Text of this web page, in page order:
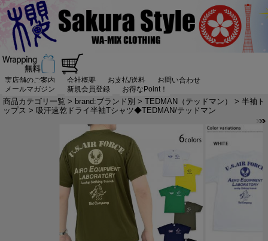
実店舗のご案内 会社概要 お支払/送料
お問い合わせ
メールマガジン
新規会員登録 お得なPoint！
商品カテゴリ一覧 > brand:ブランド別 > TEDMAN（テッドマン） > 半袖ト
ップス > 吸汗速乾ドライ半袖Tシャツ◆TEDMAN/テッドマン